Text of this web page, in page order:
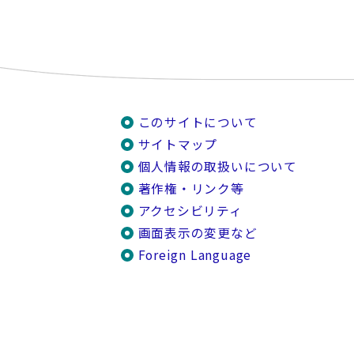
このサイトについて
サイトマップ
個人情報の取扱いについて
著作権・リンク等
アクセシビリティ
画面表示の変更など
Foreign Language